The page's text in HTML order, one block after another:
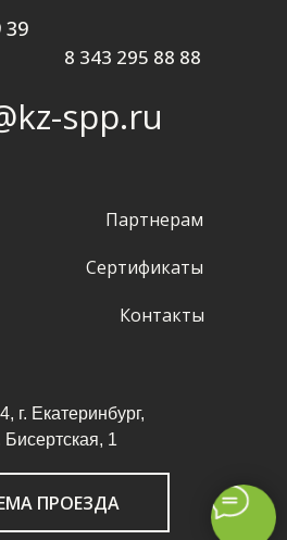
г. Екатеринбург,
Бисертская, 1
39
8 343 295 88 88
spp.ru
ПРОЕЗДА
Партнерам
Сертификаты
Контакты